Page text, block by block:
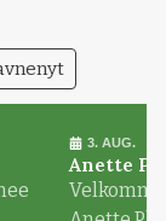
3. AUG.
Anette